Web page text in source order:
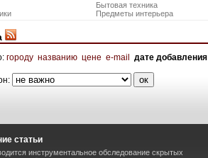
Бытовая техника
Предметы интерьера
городу названию цене e-mail дате добавления
статьи
инструментальное обследование скрытых